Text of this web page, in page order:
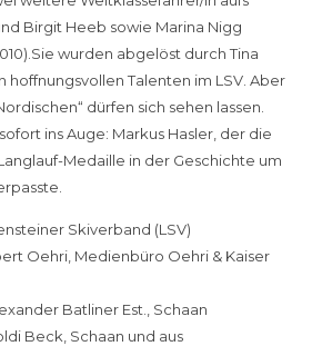
Birgit Heeb sowie Marina Nigg
wurden abgelöst durch Tina
hoffnungsvollen Talenten im LSV. Aber
dürfen sich sehen lassen.
ins Auge: Markus Hasler, der die
Medaille in der Geschichte um
Skiverband (LSV)
Oehri, Medienbüro Oehri & Kaiser
Batliner Est., Schaan
Beck, Schaan und aus